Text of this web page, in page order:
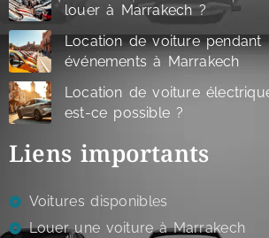
louer à Marrakech ?
Location de voiture pendant
événements à Marrakech
Location de voiture
est-ce possible ?
Liens importants
Voitures disponibles
Louer une voiture à Marrakech